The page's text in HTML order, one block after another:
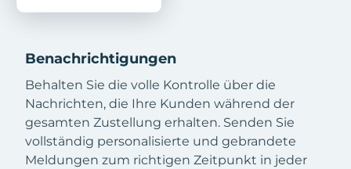
Benachrichtigungen
Behalten Sie die volle Kontrolle über die
Nachrichten, die Ihre Kunden während der
gesamten Zustellung erhalten. Senden Sie
vollständig personalisierte und gebrandete
Meldungen zum richtigen Zeitpunkt in jeder